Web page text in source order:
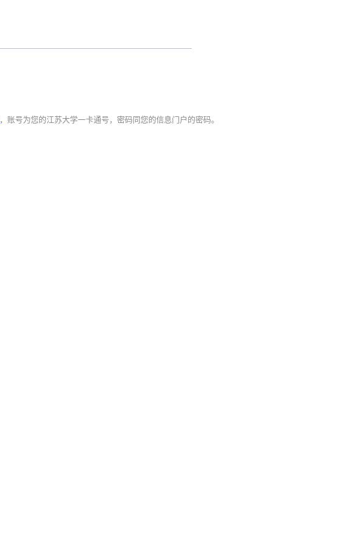
，账号为您的江苏大学一卡通号，密码同您的信息门户的密码。